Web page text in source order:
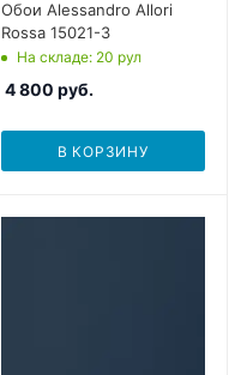
Обои Alessandro Allori
Rossa 15021-3
На складе: 20 рул
4 800 руб.
В КОРЗИНУ